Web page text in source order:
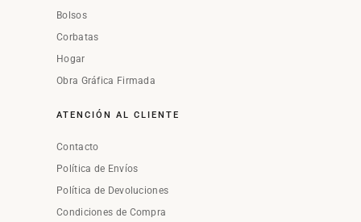
Bolsos
Corbatas
Hogar
Obra Gráfica Firmada
ATENCIÓN AL CLIENTE
Contacto
Política de Envíos
Política de Devoluciones
Condiciones de Compra